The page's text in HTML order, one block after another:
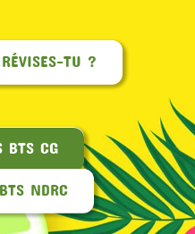
TU ?
BTS CG
NDRC